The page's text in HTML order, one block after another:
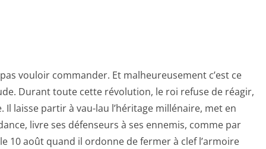
vouloir commander. Et malheureusement c’est ce
Durant toute cette révolution, le roi refuse de réagir,
laisse partir à vau-lau l’héritage millénaire, met en
livre ses défenseurs à ses ennemis, comme par
10 août quand il ordonne de fermer à clef l’armoire